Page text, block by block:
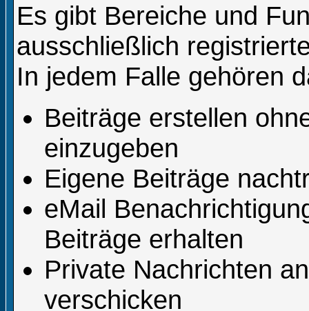
Es gibt Bereiche und
ausschließlich
In jedem Falle gehören
Beiträge erstellen
einzugeben
Eigene Beiträge
eMail
Beiträge erhalten
Private Nachrichten
verschicken